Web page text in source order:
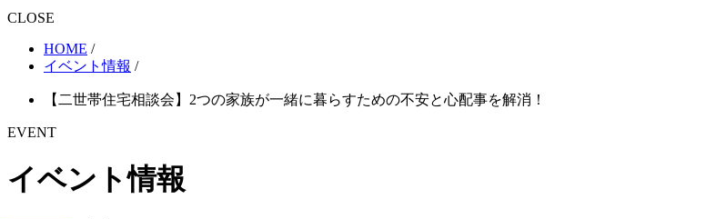
CLOSE
HOME /
イベント情報 /
【二世帯住宅相談会】2つの家族が一緒に暮らすための不安と心配事を解消！
EVENT
イベント情報